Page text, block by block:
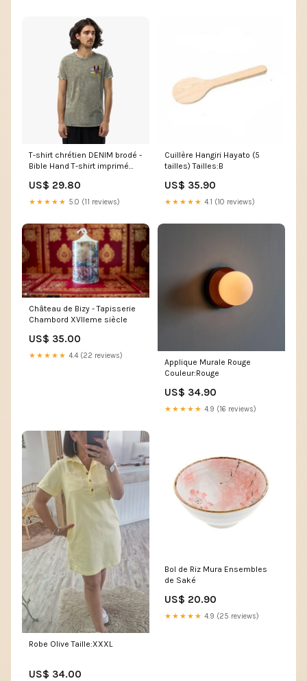
T-shirt chrétien DENIM brodé -
Bible Hand T-shirt imprimé
US$ 29.80
★★★★★ 5.0 (11 reviews)
Cuillère Hangiri Hayato (5
tailles) Tailles:B
US$ 35.90
★★★★★ 4.1 (10 reviews)
Château de Bizy - Tapisserie
Chambord XVIIeme siècle
US$ 35.00
★★★★★ 4.4 (22 reviews)
Applique Murale Rouge
Couleur:Rouge
US$ 34.90
★★★★★ 4.9 (16 reviews)
Robe Olive Taille:XXXL
US$ 34.00
Bol de Riz Mura Ensembles
de Saké
US$ 20.90
★★★★★ 4.9 (25 reviews)